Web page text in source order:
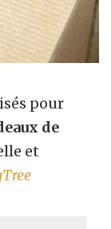
pour
de
et